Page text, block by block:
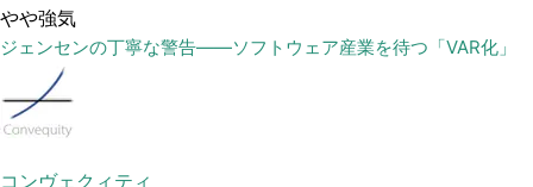
やや強気
ジェンセンの丁寧な警告——ソフトウェア産業を待つ「VAR化」
コンヴェクィティ